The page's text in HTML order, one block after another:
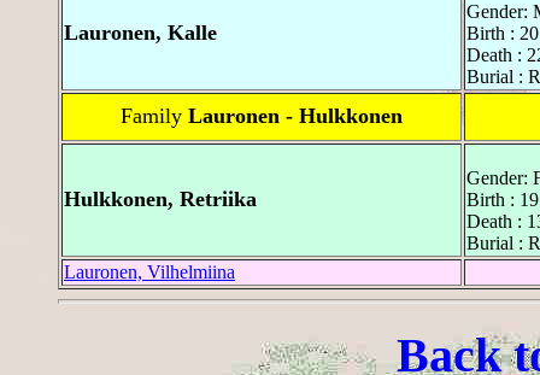
Lauronen, Kalle
Gender:
Birth :
Death :
Burial :
Family Lauronen - Hulkkonen
Hulkkonen, Retriika
Gender:
Birth :
Death :
Burial :
Lauronen, Vilhelmiina
Back